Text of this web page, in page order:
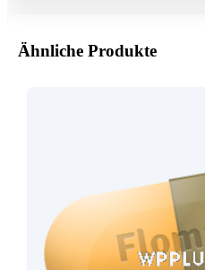
Ähnliche Produkte